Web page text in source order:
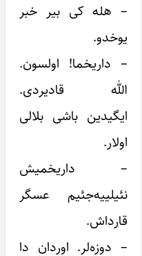
– هله کی بیر خبر
یوخدو.
– داریخما! اولسون.
الله قادیردی.
ایگیدین باشی بلالی
اولار.
– داریخمیش
نئیلییه‌جئیم عسگر
قارداش.
– دوزه‌لر. اوردان دا